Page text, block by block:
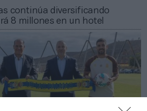
continúa diversificando
8 millones en un hotel